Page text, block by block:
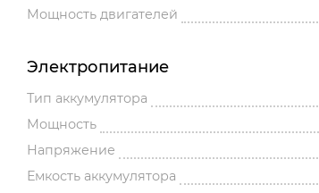
Мощность двигателей
Электропитание
Тип аккумулятора
Мощность
Напряжение
Емкость аккумулятора